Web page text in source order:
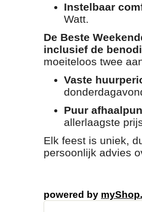
Instelbaar
Watt.
De Beste
inclusief de
moeiteloos twee
Vaste
Puur
allerlaagste
Elk feest is uniek,
persoonlijk advies
powered by